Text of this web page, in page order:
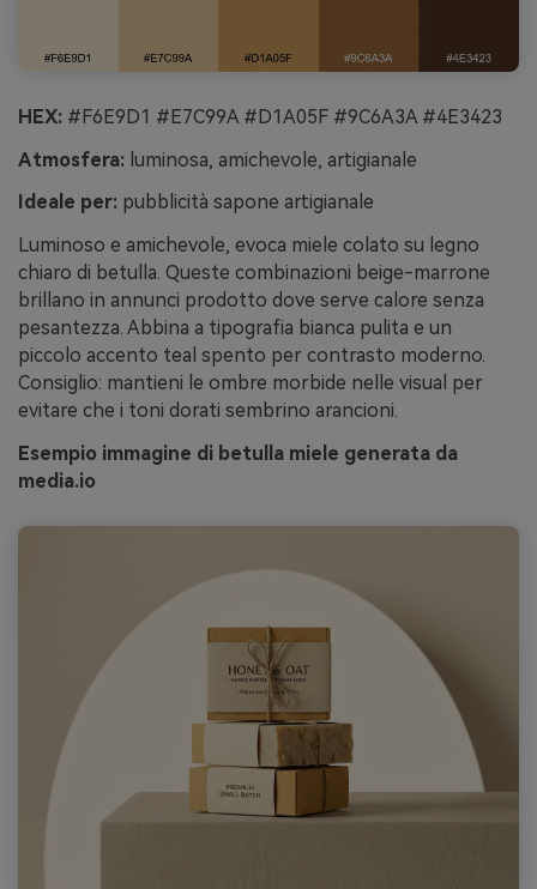
HEX: #F6E9D1 #E7C99A #D1A05F #9C6A3A #4E3423
Atmosfera: luminosa, amichevole, artigianale
Ideale per: pubblicità sapone artigianale
Luminoso e amichevole, evoca miele colato su legno
chiaro di betulla. Queste combinazioni beige-marrone
brillano in annunci prodotto dove serve calore senza
pesantezza. Abbina a tipografia bianca pulita e un
piccolo accento teal spento per contrasto moderno.
Consiglio: mantieni le ombre morbide nelle visual per
evitare che i toni dorati sembrino arancioni.
Esempio immagine di betulla miele generata da
media.io